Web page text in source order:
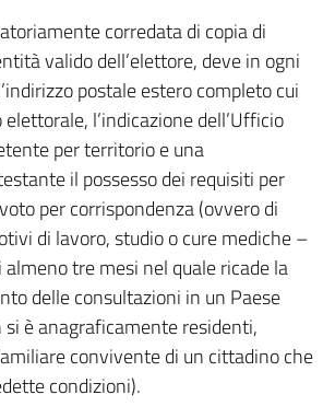
corredata di copia di
valido dell’elettore, deve in ogni
postale estero completo cui
l’indicazione dell’Ufficio
per territorio e una
il possesso dei requisiti per
per corrispondenza (ovvero di
di lavoro, studio o cure mediche –
almeno tre mesi nel quale ricade la
delle consultazioni in un Paese
è anagraficamente residenti,
convivente di un cittadino che
condizioni).